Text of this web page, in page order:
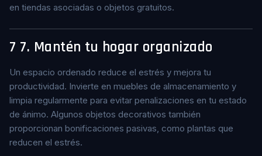
en tiendas asociadas o objetos gratuitos.
7 7. Mantén tu hogar organizado
Un espacio ordenado reduce el estrés y mejora tu
productividad. Invierte en muebles de almacenamiento y
limpia regularmente para evitar penalizaciones en tu estado
de ánimo. Algunos objetos decorativos también
proporcionan bonificaciones pasivas, como plantas que
reducen el estrés.